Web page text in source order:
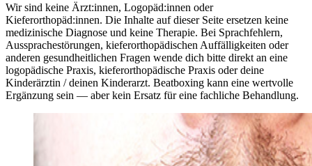
Wir sind keine Ärzt:innen, Logopäd:innen oder
Kieferorthopäd:innen. Die Inhalte auf dieser Seite ersetzen keine
medizinische Diagnose und keine Therapie. Bei Sprachfehlern,
Aussprachestörungen, kieferorthopädischen Auffälligkeiten oder
anderen gesundheitlichen Fragen wende dich bitte direkt an eine
logopädische Praxis, kieferorthopädische Praxis oder deine
Kinderärztin / deinen Kinderarzt. Beatboxing kann eine wertvolle
Ergänzung sein — aber kein Ersatz für eine fachliche Behandlung.